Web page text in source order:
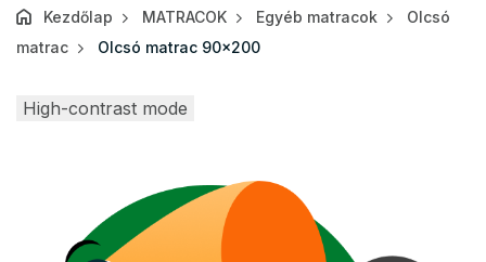
Kezdőlap MATRACOK Egyéb matracok
Olcsó
matrac
Olcsó matrac 90x200
High-contrast mode